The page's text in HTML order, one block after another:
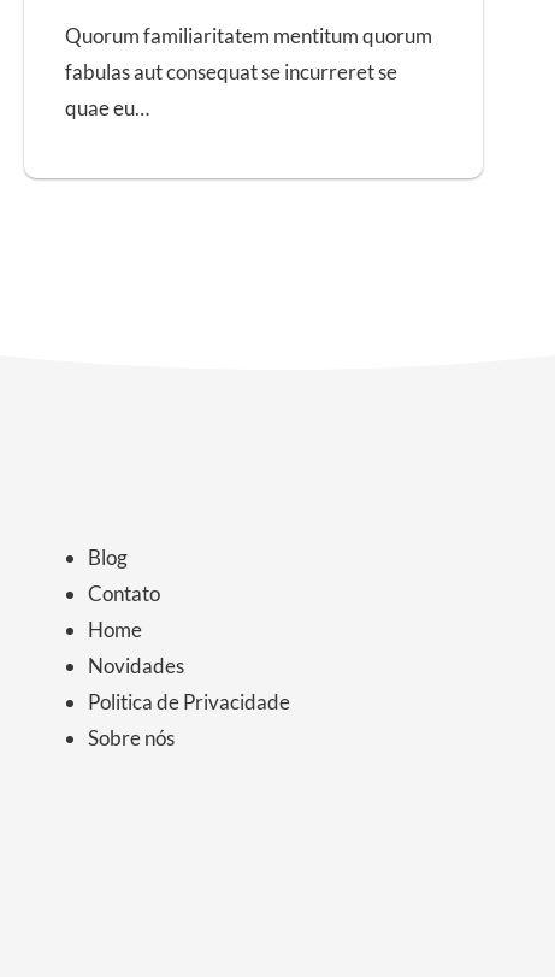
Quorum familiaritatem mentitum quorum
fabulas aut consequat se incurreret se
quae eu…
Blog
Contato
Home
Novidades
Politica de Privacidade
Sobre nós